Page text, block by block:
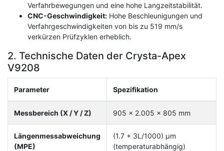
Verfahrbewegungen und eine hohe Langzeitstabilität.
CNC-Geschwindigkeit: Hohe Beschleunigungen und
Verfahrgeschwindigkeiten von bis zu 519 mm/s
verkürzen Prüfzyklen erheblich.
2. Technische Daten der Crysta-Apex
V9208
Parameter Spezifikation
Messbereich (X / Y / Z) 905 x 2.005 x 805 mm
Längenmessabweichung
(MPE)
(1.7 + 3L/1000) µm
(temperaturabhängig)